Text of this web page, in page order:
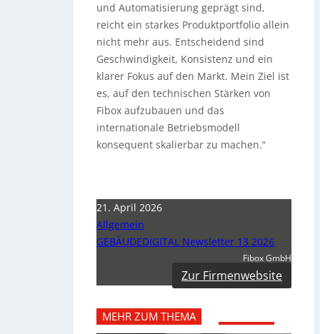
und Automatisierung geprägt sind,
reicht ein starkes Produktportfolio allein
nicht mehr aus. Entscheidend sind
Geschwindigkeit, Konsistenz und ein
klarer Fokus auf den Markt. Mein Ziel ist
es, auf den technischen Stärken von
Fibox aufzubauen und das
internationale Betriebsmodell
konsequent skalierbar zu machen.“
21. April 2026
Allgemein
GEBÄUDEDIGITAL Newsletter 13 2026
Fibox GmbH
Zur Firmenwebsite
MEHR ZUM THEMA